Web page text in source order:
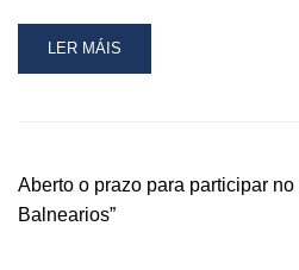
READ
MORE
NA
PRIMEIRA
LER MÁIS
Aberto o prazo para participar no
Balnearios”